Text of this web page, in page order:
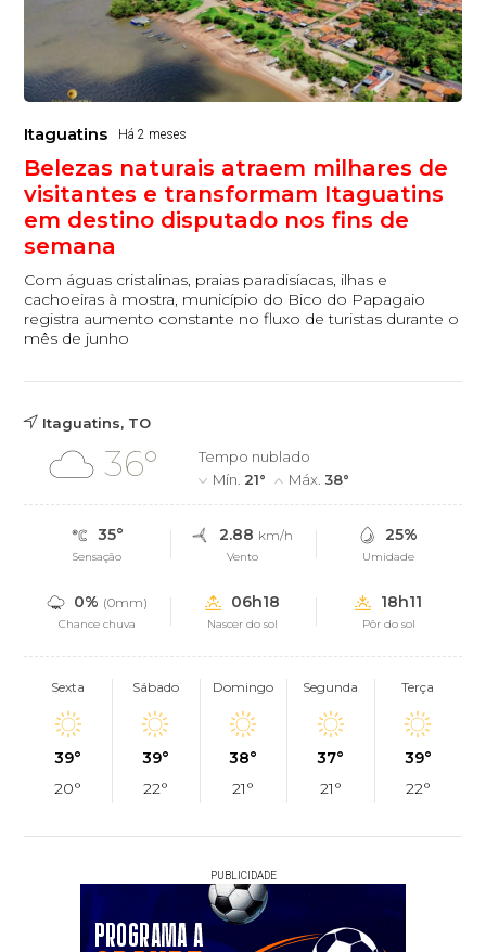
Itaguatins Há 2 meses
Belezas naturais atraem milhares de
visitantes e transformam Itaguatins
em destino disputado nos fins de
semana
Com águas cristalinas, praias paradisíacas, ilhas e
cachoeiras à mostra, município do Bico do Papagaio
registra aumento constante no fluxo de turistas durante o
mês de junho
Itaguatins, TO
36°
Tempo nublado
Mín. 21° Máx.38°
35°
Sensação
2.88 km/h
Vento
25%
Umidade
0% (0mm)
Chance chuva
06h18
Nascer do sol
18h11
Pôr do sol
Sexta
39°
20°
Sábado
39°
22°
Domingo
38°
21°
Segunda
37°
21°
Terça
39°
22°
PUBLICIDADE